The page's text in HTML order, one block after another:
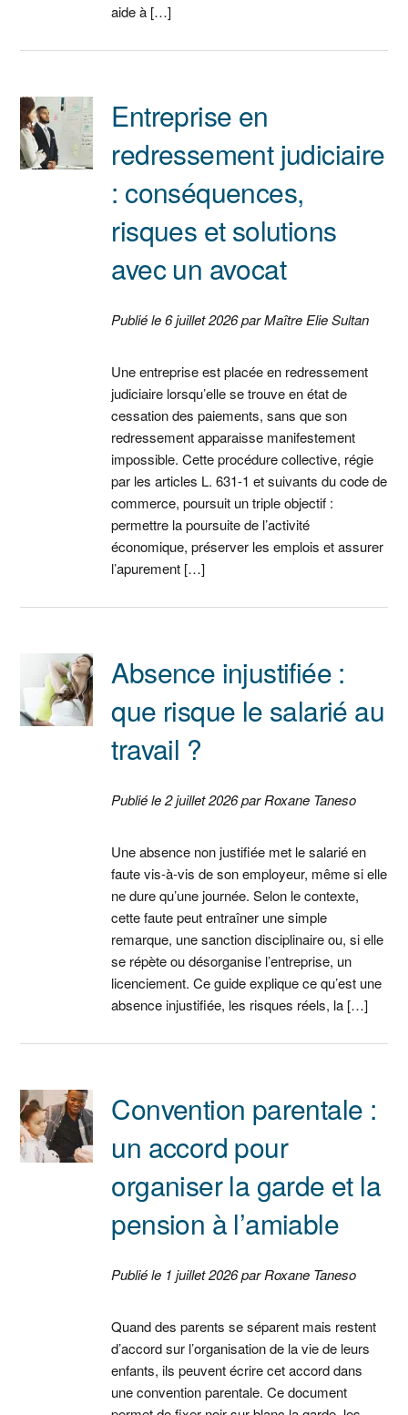
aide à […]
Entreprise en
redressement judiciaire
: conséquences,
risques et solutions
avec un avocat
Publié le 6 juillet 2026 par Maître Elie Sultan
Une entreprise est placée en redressement
judiciaire lorsqu’elle se trouve en état de
cessation des paiements, sans que son
redressement apparaisse manifestement
impossible. Cette procédure collective, régie
par les articles L. 631-1 et suivants du code de
commerce, poursuit un triple objectif :
permettre la poursuite de l’activité
économique, préserver les emplois et assurer
l’apurement […]
Absence injustifiée :
que risque le salarié au
travail ?
Publié le 2 juillet 2026 par Roxane Taneso
Une absence non justifiée met le salarié en
faute vis‑à‑vis de son employeur, même si elle
ne dure qu’une journée. Selon le contexte,
cette faute peut entraîner une simple
remarque, une sanction disciplinaire ou, si elle
se répète ou désorganise l’entreprise, un
licenciement. Ce guide explique ce qu’est une
absence injustifiée, les risques réels, la […]
Convention parentale :
un accord pour
organiser la garde et la
pension à l’amiable
Publié le 1 juillet 2026 par Roxane Taneso
Quand des parents se séparent mais restent
d’accord sur l’organisation de la vie de leurs
enfants, ils peuvent écrire cet accord dans
une convention parentale. Ce document